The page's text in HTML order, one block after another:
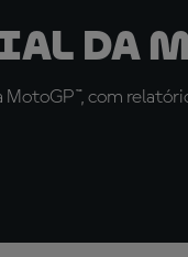
da
com